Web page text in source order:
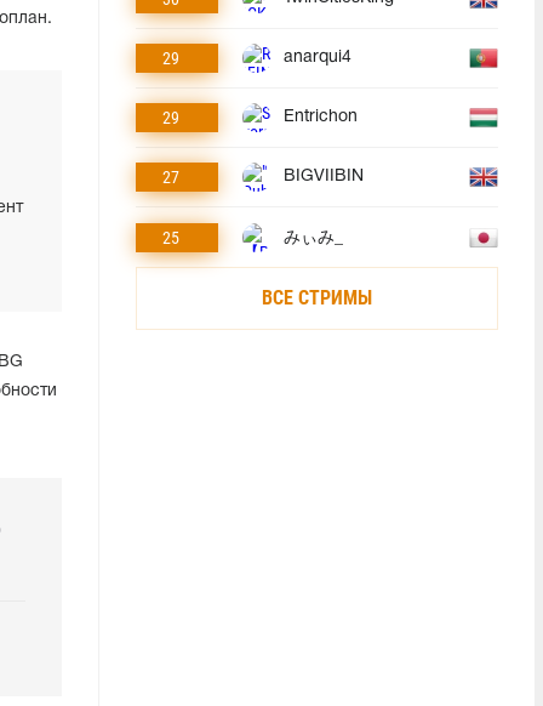
29 anarqui4
29 Entrichon
27 BIGVIIBIN
25 みぃみ_
ВСЕ СТРИМЫ